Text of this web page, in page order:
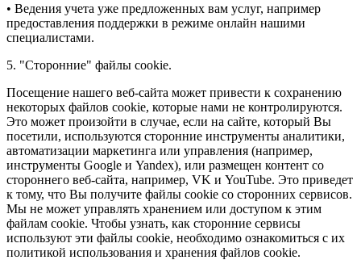
• Ведения учета уже предложенных вам услуг, например
предоставления поддержки в режиме онлайн нашими
специалистами.
5. "Сторонние" файлы cookie.
Посещение нашего веб-сайта может привести к сохранению
некоторых файлов cookie, которые нами не контролируются.
Это может произойти в случае, если на сайте, который Вы
посетили, используются сторонние инструменты аналитики,
автоматизации маркетинга или управления (например,
инструменты Google и Yandex), или размещен контент со
стороннего веб-сайта, например, VK и YouTube. Это приведет
к тому, что Вы получите файлы cookie со сторонних сервисов.
Мы не может управлять хранением или доступом к этим
файлам cookie. Чтобы узнать, как сторонние сервисы
используют эти файлы cookie, необходимо ознакомиться с их
политикой использования и хранения файлов cookie.